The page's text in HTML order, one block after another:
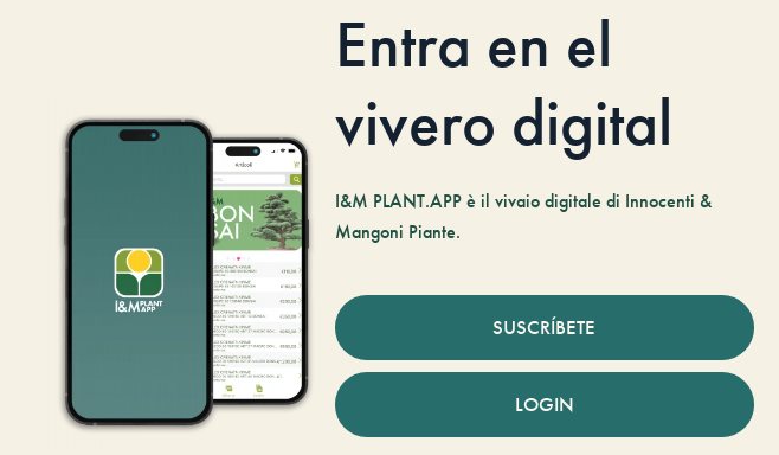
Entra en el
vivero digital
I&M PLANT.APP è il vivaio digitale di Innocenti &
Mangoni Piante.
SUSCRÍBETE
LOGIN